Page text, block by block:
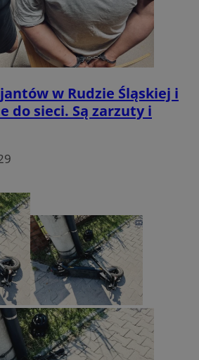
w Rudzie Śląskiej i
do sieci. Są zarzuty i